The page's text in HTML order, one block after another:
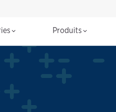
Produits